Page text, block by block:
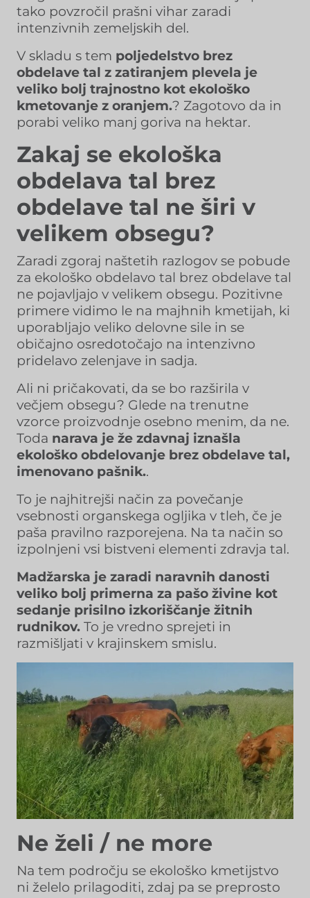
tako povzročil prašni vihar zaradi
intenzivnih zemeljskih del.
V skladu s tem poljedelstvo brez
obdelave tal z zatiranjem plevela je
veliko bolj trajnostno kot ekološko
kmetovanje z oranjem.? Zagotovo da in
porabi veliko manj goriva na hektar.
Zakaj se ekološka
obdelava tal brez
obdelave tal ne širi v
velikem obsegu?
Zaradi zgoraj naštetih razlogov se pobude
za ekološko obdelavo tal brez obdelave tal
ne pojavljajo v velikem obsegu. Pozitivne
primere vidimo le na majhnih kmetijah, ki
uporabljajo veliko delovne sile in se
običajno osredotočajo na intenzivno
pridelavo zelenjave in sadja.
Ali ni pričakovati, da se bo razširila v
večjem obsegu? Glede na trenutne
vzorce proizvodnje osebno menim, da ne.
Toda narava je že zdavnaj iznašla
ekološko obdelovanje brez obdelave tal,
imenovano pašnik..
To je najhitrejši način za povečanje
vsebnosti organskega ogljika v tleh, če je
paša pravilno razporejena. Na ta način so
izpolnjeni vsi bistveni elementi zdravja tal.
Madžarska je zaradi naravnih danosti
veliko bolj primerna za pašo živine kot
sedanje prisilno izkoriščanje žitnih
rudnikov. To je vredno sprejeti in
razmišljati v krajinskem smislu.
Ne želi / ne more
Na tem področju se ekološko kmetijstvo
ni želelo prilagoditi, zdaj pa se preprosto